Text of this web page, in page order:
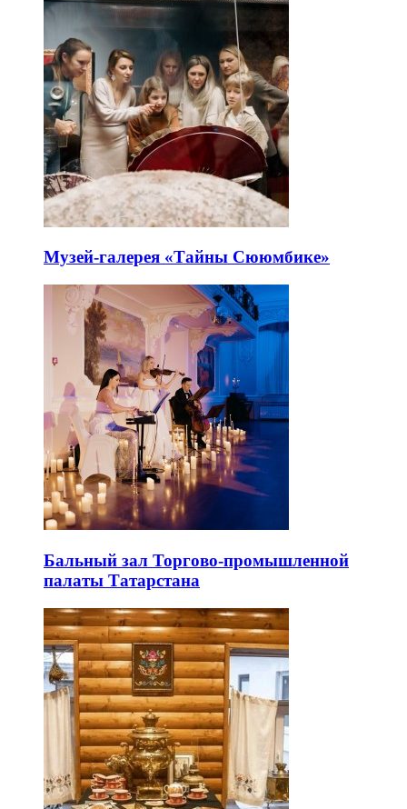
Музей-галерея «Тайны Сююмбике»
Бальный зал Торгово-промышленной
палаты Татарстана